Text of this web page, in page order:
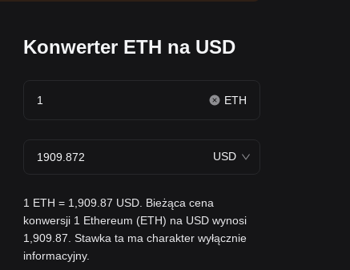
Konwerter ETH na USD
ETH
USD
1 ETH = 1,909.87 USD. Bieżąca cena
konwersji 1 Ethereum (ETH) na USD wynosi
1,909.87. Stawka ta ma charakter wyłącznie
informacyjny.